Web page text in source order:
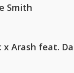
Smith